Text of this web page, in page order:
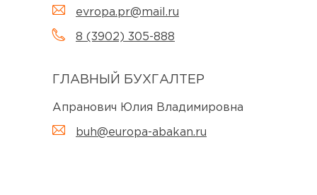
evropa.pr@mail.ru
8 (3902) 305-888
ГЛАВНЫЙ БУХГАЛТЕР
Апранович Юлия Владимировна
buh@europa-abakan.ru